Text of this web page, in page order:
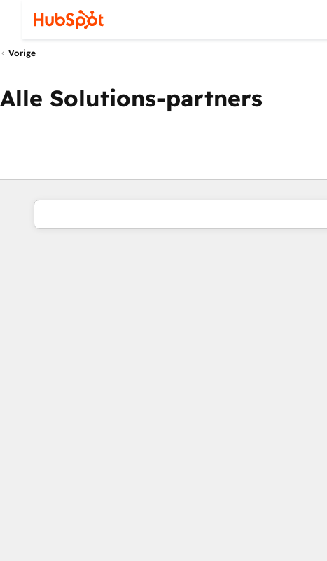
Vorige
Alle Solutions-partners